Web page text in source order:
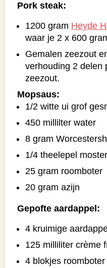
Pork steak:
1200 gram Heyde
waar je 2 x 600
Gemalen zeezout
verhouding 2 delen
zeezout.
Mopsaus:
1/2 witte ui grof
450 millilter water
8 gram
1/4 theelepel
25 gram roomboter
20 gram azijn
Gepofte aardappel:
4 kruimige
125 milliliter crème
4 blokjes roomboter